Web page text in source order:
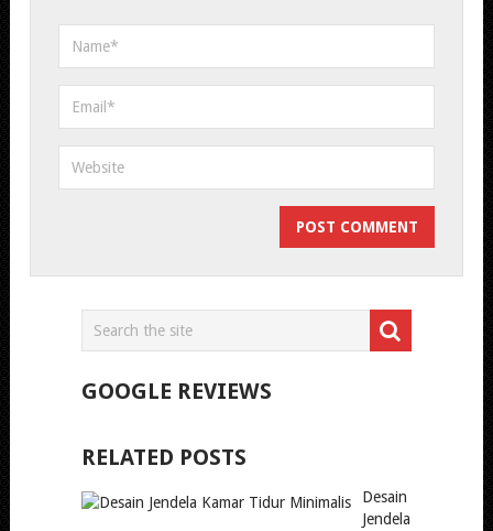
GOOGLE REVIEWS
RELATED POSTS
Desain
Jendela